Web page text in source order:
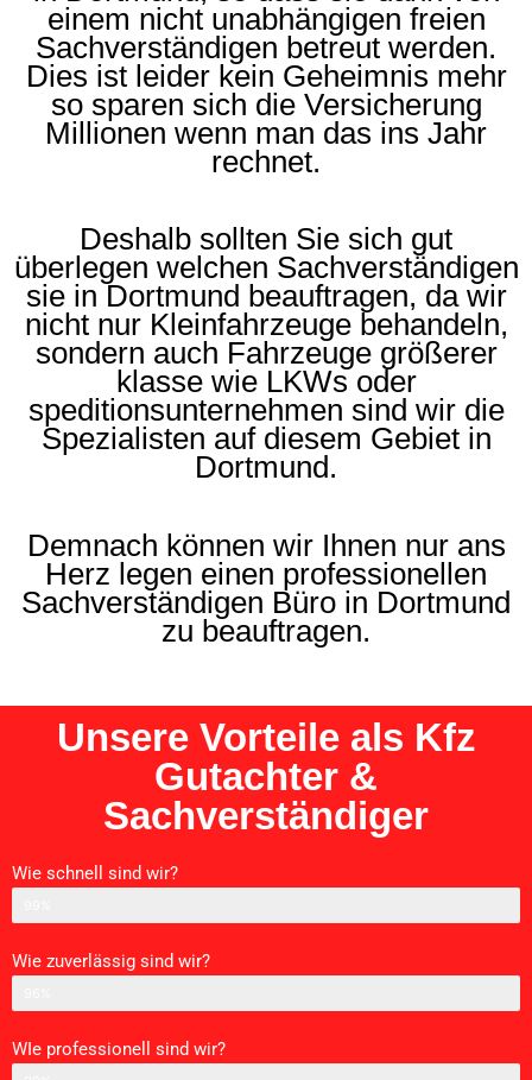
einem nicht unabhängigen freien
Sachverständigen betreut werden.
Dies ist leider kein Geheimnis mehr
so sparen sich die Versicherung
Millionen wenn man das ins Jahr
rechnet.
Deshalb sollten Sie sich gut
überlegen welchen Sachverständigen
sie in Dortmund beauftragen, da wir
nicht nur Kleinfahrzeuge behandeln,
sondern auch Fahrzeuge größerer
klasse wie LKWs oder
speditionsunternehmen sind wir die
Spezialisten auf diesem Gebiet in
Dortmund.
Demnach können wir Ihnen nur ans
Herz legen einen professionellen
Sachverständigen Büro in Dortmund
zu beauftragen.
Unsere Vorteile als Kfz
Gutachter &
Sachverständiger
Wie schnell sind wir?
Wie zuverlässig sind wir?
WIe professionell sind wir?